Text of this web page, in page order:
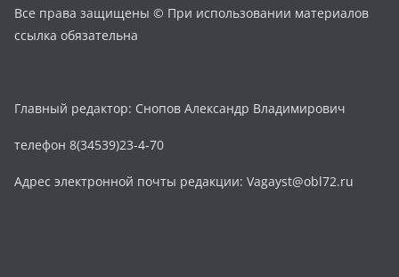
Все права защищены © При использовании материалов
ссылка обязательна
Главный редактор: Снопов Александр Владимирович
телефон 8(34539)23-4-70
Адрес электронной почты редакции: Vagayst@obl72.ru